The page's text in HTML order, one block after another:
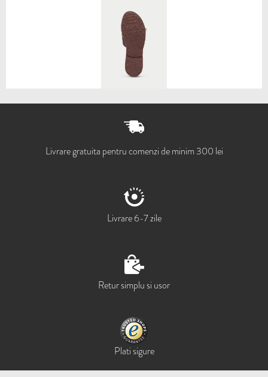
Livrare gratuita pentru comenzi de minim 300 lei
Livrare 6-7 zile
Retur simplu si usor
Plati sigure